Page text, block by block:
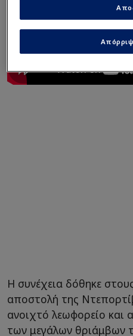
Η συνέχεια δόθηκε
αποστολή της
ανοιχτό λεωφορείο και
των μεγάλων θριάμβων